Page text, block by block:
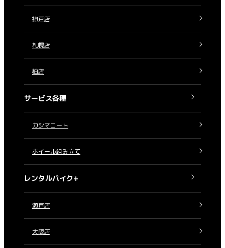
神戸店
札幌店
柏店
サービス各種
カシマコート
ホイール組み立て
レンタルバイク+
瀬戸店
大阪店